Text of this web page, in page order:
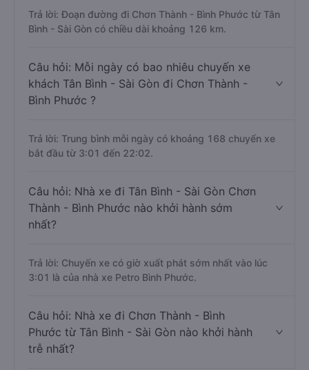
Trả lời: Đoạn đường đi Chơn Thành - Bình Phước từ Tân
Bình - Sài Gòn có chiều dài khoảng 126 km.
Câu hỏi: Mỗi ngày có bao nhiêu chuyến xe
khách Tân Bình - Sài Gòn đi Chơn Thành -
Bình Phước ?
Trả lời: Trung bình mỗi ngày có khoảng 168 chuyến xe
bắt đầu từ 3:01 đến 22:02.
Câu hỏi: Nhà xe đi Tân Bình - Sài Gòn Chơn
Thành - Bình Phước nào khởi hành sớm
nhất?
Trả lời: Chuyến xe có giờ xuất phát sớm nhất vào lúc
3:01 là của nhà xe Petro Bình Phước.
Câu hỏi: Nhà xe đi Chơn Thành - Bình
Phước từ Tân Bình - Sài Gòn nào khởi hành
trễ nhất?